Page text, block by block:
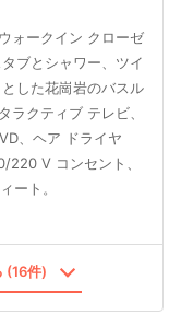
ォークイン クローゼ
ブとシャワー、ツイ
した花崗岩のバスル
ラクティブ テレビ、
、ヘア ドライヤ
220 V コンセント、
ート。
(16件)